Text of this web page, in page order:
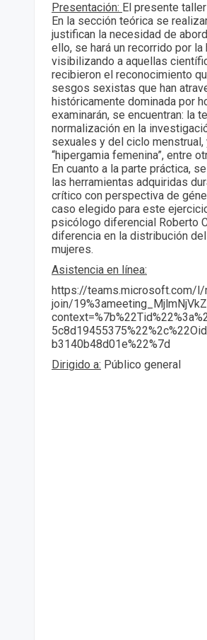
Presentación: El presente
En la sección teórica se
justifican la necesidad de
ello, se hará un recorrido por
visibilizando a aquellas
recibieron el reconocimiento
sesgos sexistas que han
históricamente dominada por
examinarán, se encuentran: la
normalización en la
sexuales y del ciclo
“hipergamia femenina”, entre
En cuanto a la parte práctica,
las herramientas adquiridas
crítico con perspectiva de
caso elegido para este
psicólogo diferencial Roberto
diferencia en la distribución
mujeres.
Asistencia en línea:
https://teams.microsoft.com/l/
join/
b3140b48d01e%22%7d
Dirigido a: Público general